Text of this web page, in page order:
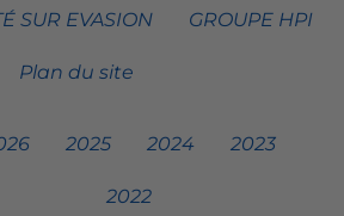
SUR EVASION GROUPE HPI
Plan du site
2025 2024 2023
2022